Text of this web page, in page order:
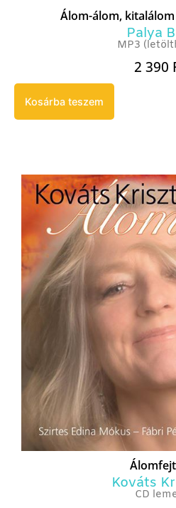
Álom-álom,
Palya
MP3
2 390
Kosárba teszem
Kováts
CD